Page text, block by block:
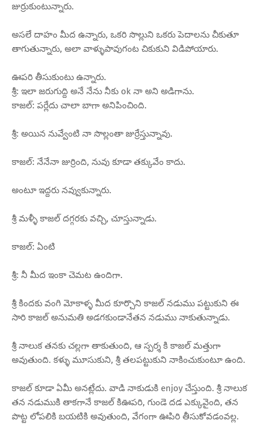
జుర్రుకుంటున్నారు.
అసలే దాహం మీద ఉన్నారు, ఒకరి సొల్లుని ఒకరు పెదాలను చీకుతూ
తాగుతున్నారు, అలా వాళ్ళుపావుగంట చికుకుని విడిపోయారు.
ఊపరి తీసుకుంటు ఉన్నారు.
శ్రీ: ఇలా జరుగుద్ది అనే నేను నీకు ok నా అని అడిగాను.
కాజల్: పర్లేదు చాలా బాగా అనిపించింది.
శ్రీ: అయిన నువ్వేంటి నా సొల్లంతా జుర్రేస్తున్నావు.
కాజల్: నేనేనా జుర్రింది, నువు కూడా తక్కువేం కాదు.
అంటూ ఇద్దరు నవ్వుకున్నారు.
శ్రీ మళ్ళీ కాజల్ దగ్గరకు వచ్చి, చూస్తున్నాడు.
కాజల్: ఏంటి
శ్రీ: నీ మీద ఇంకా చెమట ఉందిగా.
శ్రీ కిందకు వంగి మోకాళ్ళ మీద కూర్చొని కాజల్ నడుము పట్టుకుని ఈ
సారి కాజల్ అనుమతి అడగకుండానేతన నడుము నాకుతున్నాడు.
శ్రీ నాలుక తనకు చల్లగా తాకుతుంది, ఆ స్పర్శ కి కాజల్ మత్తుగా
అవుతుంది. కళ్ళు మూసుకుని, శ్రీ తలపట్టుకుని నాకించుకుంటూ ఉంది.
కాజల్ కూడా ఏమీ అనట్లేదు. వాడి నాకుడుకి enjoy చేస్తుంది. శ్రీ నాలుక
తన నడుముకి తాకగానే కాజల్ కిఊపరి, గుండె దడ ఎక్కువైంది, తన
పొట్ట లోపలికి బయటికి అవుతుంది, వేగంగా ఊపిరి తీసుకోవడంవల్ల.